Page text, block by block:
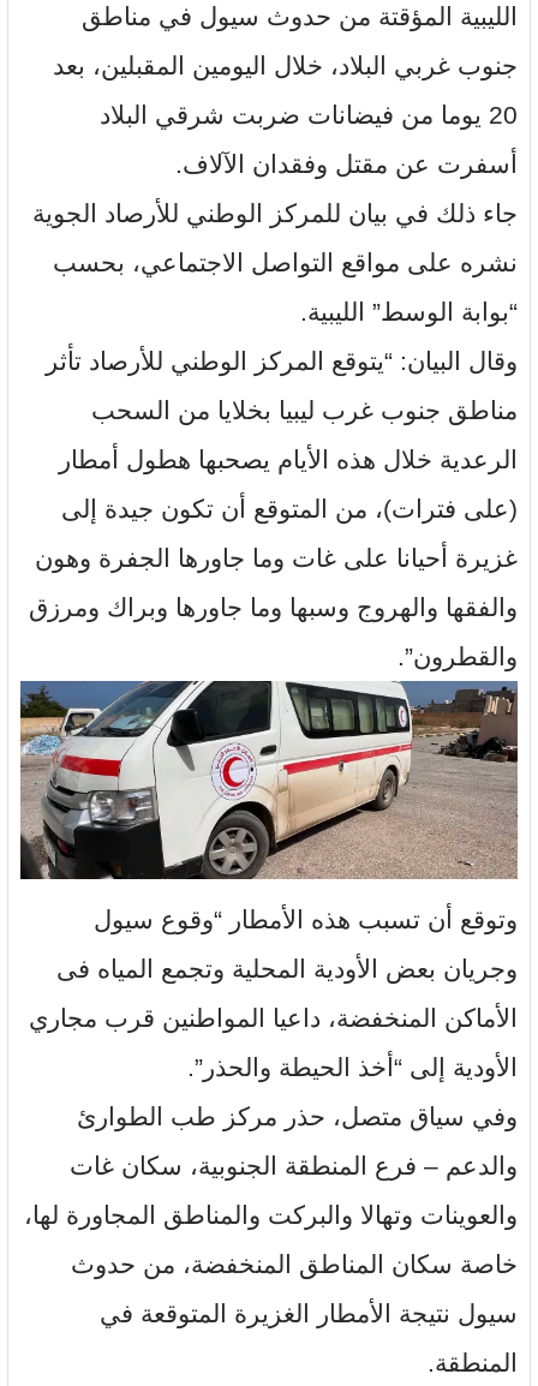
الليبية المؤقتة من حدوث سيول في مناطق
جنوب غربي البلاد، خلال اليومين المقبلين، بعد
20 يوما من فيضانات ضربت شرقي البلاد
أسفرت عن مقتل وفقدان الآلاف.
جاء ذلك في بيان للمركز الوطني للأرصاد الجوية
نشره على مواقع التواصل الاجتماعي، بحسب
“بوابة الوسط” الليبية.
وقال البيان: “يتوقع المركز الوطني للأرصاد تأثر
مناطق جنوب غرب ليبيا بخلايا من السحب
الرعدية خلال هذه الأيام يصحبها هطول أمطار
(على فترات)، من المتوقع أن تكون جيدة إلى
غزيرة أحيانا على غات وما جاورها الجفرة وهون
والفقها والهروج وسبها وما جاورها وبراك ومرزق
والقطرون”.
وتوقع أن تسبب هذه الأمطار “وقوع سيول
وجريان بعض الأودية المحلية وتجمع المياه فى
الأماكن المنخفضة، داعيا المواطنين قرب مجاري
الأودية إلى “أخذ الحيطة والحذر”.
وفي سياق متصل، حذر مركز طب الطوارئ
والدعم – فرع المنطقة الجنوبية، سكان غات
والعوينات وتهالا والبركت والمناطق المجاورة لها،
خاصة سكان المناطق المنخفضة، من حدوث
سيول نتيجة الأمطار الغزيرة المتوقعة في
المنطقة.